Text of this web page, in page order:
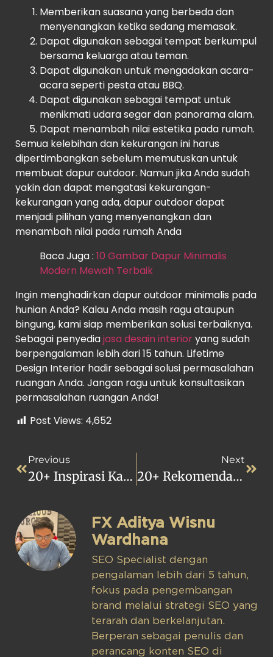
Memberikan suasana yang berbeda dan
menyenangkan ketika sedang memasak.
Dapat digunakan sebagai tempat berkumpul
bersama keluarga atau teman.
Dapat digunakan untuk mengadakan acara-
acara seperti pesta atau BBQ.
Dapat digunakan sebagai tempat untuk
menikmati udara segar dan panorama alam.
Dapat menambah nilai estetika pada rumah.
Semua kelebihan dan kekurangan ini harus
dipertimbangkan sebelum memutuskan untuk
membuat dapur outdoor. Namun jika Anda sudah
yakin dan dapat mengatasi kekurangan-
kekurangan yang ada, dapur outdoor dapat
menjadi pilihan yang menyenangkan dan
menambah nilai pada rumah Anda
Baca Juga : 10 Gambar Dapur Minimalis
Modern Mewah Terbaik
Ingin menghadirkan dapur outdoor minimalis pada
hunian Anda? Kalau Anda masih ragu ataupun
bingung, kami siap memberikan solusi terbaiknya.
Sebagai penyediajasa desain interioryang sudah
berpengalaman lebih dari 15 tahun. Lifetime
Design Interior hadir sebagai solusi permasalahan
ruangan Anda. Jangan ragu untuk konsultasikan
permasalahan ruangan Anda!
Post Views: 4,652
Previous
20+ Inspirasi Kamar Tidur Super Mewah Terbaru
Next
20+ Rekomendasi Ide Desain Dapur Cantik Menawan!
FX Aditya Wisnu
Wardhana
SEO Specialist dengan
pengalaman lebih dari 5 tahun,
fokus pada pengembangan
brand melalui strategi SEO yang
terarah dan berkelanjutan.
Berperan sebagai penulis dan
perancang konten SEO di